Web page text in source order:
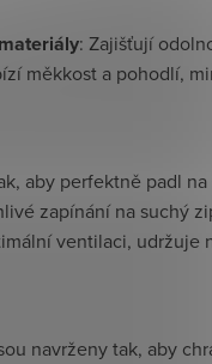
: Zajišťují
měkkost a pohodlí,
aby perfektně padl
zapínání na suchý
ventilaci, udržuje
navrženy tak, aby